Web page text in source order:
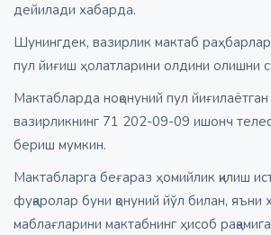
дейилади хабарда.
Шунингдек, вазирлик мактаб
пул йиғиш ҳолатларини олдини олишни
Мактабларда ноқонуний пул йиғилаётган
вазирликнинг 71 202-09-09 ишонч
бериш мумкин.
Мактабларга беғараз ҳомийлик қилиш
фуқаролар буни қонуний йўл билан, яъни
маблағларини мактабнинг ҳисоб